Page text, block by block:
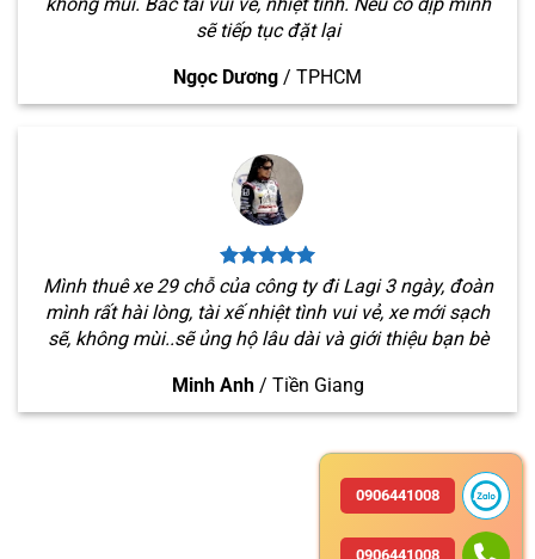
sẽ tiếp tục đặt lại
Ngọc Dương / TPHCM
Mình thuê xe 29 chỗ của công ty đi Lagi 3 ngày, đoàn
mình rất hài lòng, tài xế nhiệt tình vui vẻ, xe mới sạch
sẽ, không mùi..sẽ ủng hộ lâu dài và giới thiệu bạn bè
Minh Anh / Tiền Giang
0906441008
0906441008